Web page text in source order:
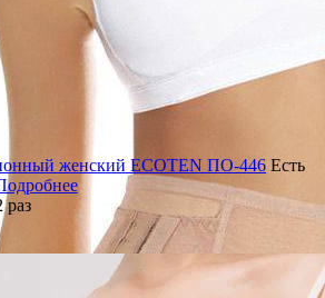
женский ECOTEN ПО-446 Есть
раз